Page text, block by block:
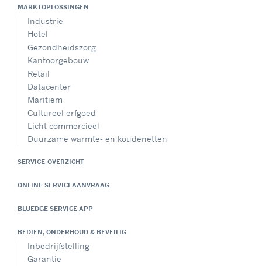
MARKTOPLOSSINGEN
Industrie
Hotel
Gezondheidszorg
Kantoorgebouw
Retail
Datacenter
Maritiem
Cultureel erfgoed
Licht commercieel
Duurzame warmte- en koudenetten
SERVICE-OVERZICHT
ONLINE SERVICEAANVRAAG
BLUEDGE SERVICE APP
BEDIEN, ONDERHOUD & BEVEILIG
Inbedrijfstelling
Garantie